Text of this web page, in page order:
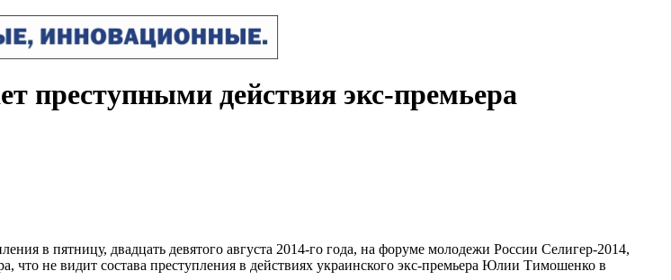
преступными действия экс-премьера
в пятницу, двадцать девятого августа 2014-го года, на форуме молодежи России Селигер-2014,
что не видит состава преступления в действиях украинского экс-премьера Юлии Тимошенко в